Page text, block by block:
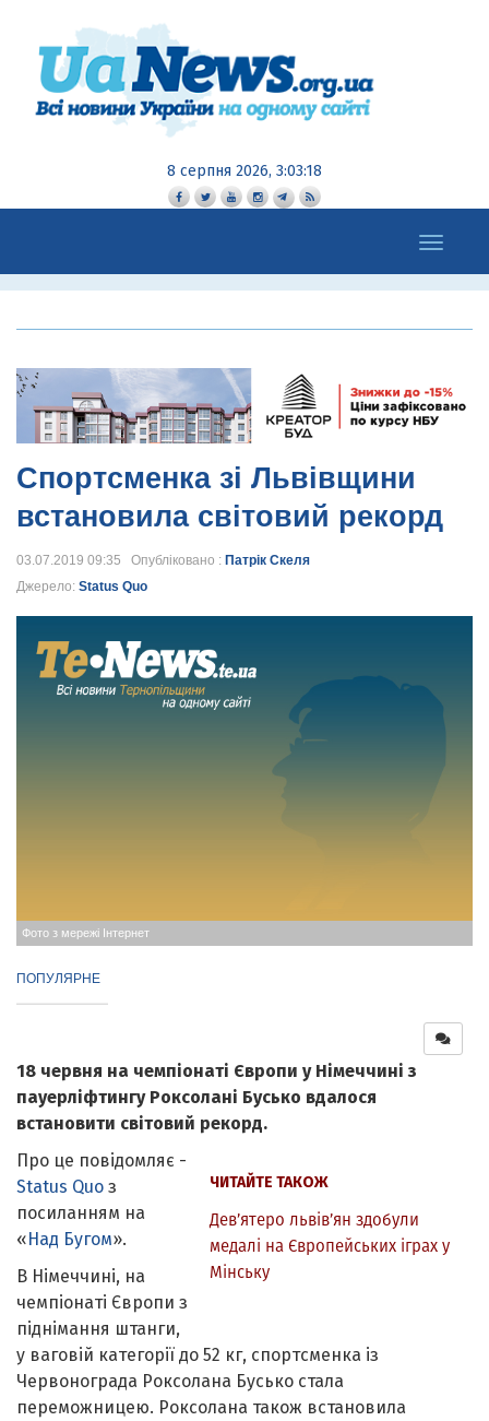
8 серпня 2026, 3:03:19
Toggle
navigation
Спортсменка зі Львівщини
встановила світовий рекорд
03.07.2019 09:35 Опубліковано : Патрік Скеля
Джерело: Status Quо
Фото з мережі Інтернет
ПОПУЛЯРНЕ
18 червня на чемпіонаті Європи у Німеччині з
пауерліфтингу Роксолані Бусько вдалося
встановити світовий рекорд.
ЧИТАЙТЕ ТАКОЖ
Дев’ятеро львів’ян здобули
медалі на Європейських іграх у
Мінську
Про це повідомляє -
Status Quо з
посиланням на
«Над Бугом».
В Німеччині, на
чемпіонаті Європи з
піднімання штанги,
у ваговій категорії до 52 кг, спортсменка із
Червонограда Роксолана Бусько стала
переможницею. Роксолана також встановила